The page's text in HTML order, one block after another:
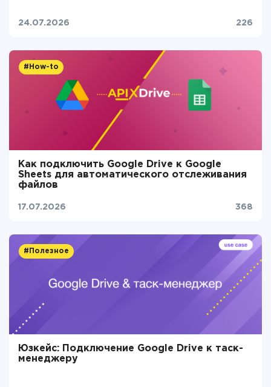
24.07.2026 226
#How-to
Как подключить Google Drive к Google
Sheets для автоматического отслеживания
файлов
17.07.2026 368
#Полезное
Юзкейс: Подключение Google Drive к таск-
менеджеру